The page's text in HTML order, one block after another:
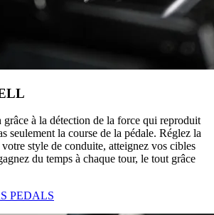
grâce à la détection de la force qui reproduit
seulement la course de la pédale. Réglez la
style de conduite, atteignez vos cibles
du temps à chaque tour, le tout grâce
PEDALS